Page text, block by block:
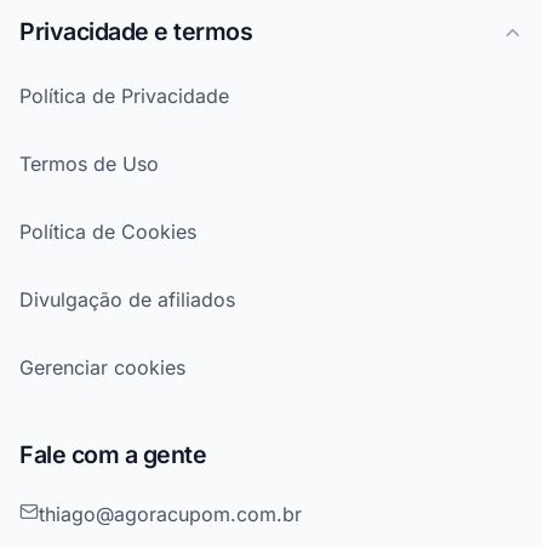
Privacidade e termos
Política de Privacidade
Termos de Uso
Política de Cookies
Divulgação de afiliados
Gerenciar cookies
Fale com a gente
thiago@agoracupom.com.br